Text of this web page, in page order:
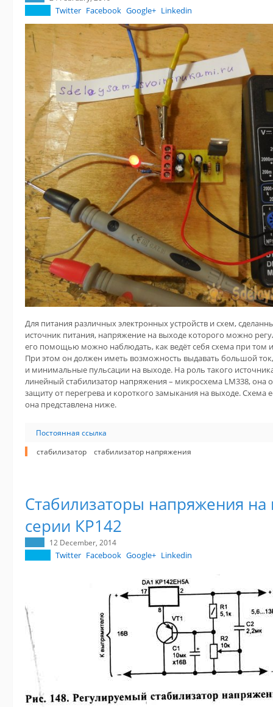
Twitter Facebook Google+ Linkedin
Для питания различных электронных устройств и схем,
источник питания, напряжение на выходе которого можно
его помощью можно наблюдать, как ведёт себя схема при том
При этом он должен иметь возможность выдавать большой
и минимальные пульсации на выходе. На роль такого
линейный стабилизатор напряжения – микросхема LM338, она
защиту от перегрева и короткого замыкания на выходе. Схема
она представлена ниже.
Постоянная ссылка
стабилизатор
стабилизатор напряжения
Стабилизаторы напряжения
серии КР142
12 December, 2014
Twitter Facebook Google+ Linkedin